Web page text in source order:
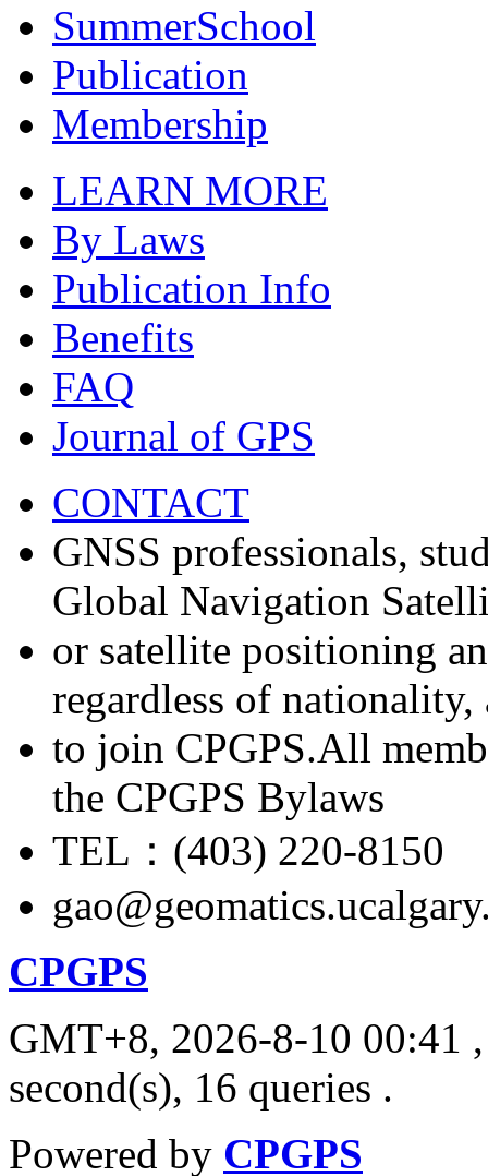
SummerSchool
Publication
Membership
LEARN MORE
By Laws
Publication Info
Benefits
FAQ
Journal of GPS
CONTACT
GNSS professionals,
Global Navigation
or satellite positioning
regardless of nationality,
to join CPGPS.All
the CPGPS Bylaws
TEL：(403) 220-8150
CPGPS
GMT+8, 2026-8-10 00:41
second(s), 16 queries .
Powered by CPGPS